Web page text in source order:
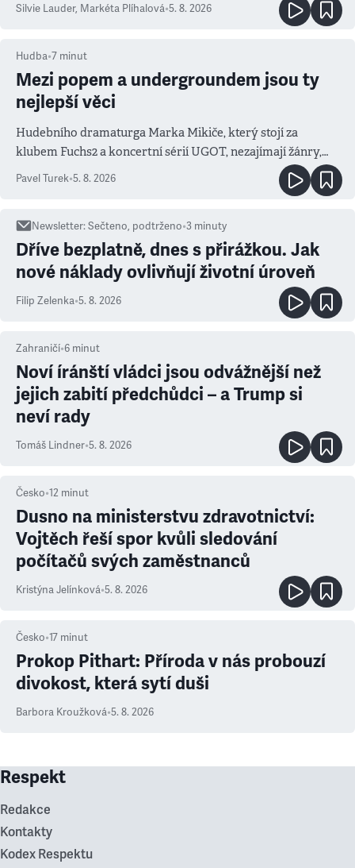
Silvie Lauder, Markéta Plíhalová•5. 8. 2026
Hudba•7 minut
Mezi popem a undergroundem jsou ty
nejlepší věci
Hudebního dramaturga Marka Mikiče, který stojí za
klubem Fuchs2 a koncertní sérií UGOT, nezajímají žánry,
ale atmosféra
Pavel Turek•5. 8. 2026
Newsletter:Sečteno, podtrženo•3 minuty
Dříve bezplatně, dnes s přirážkou. Jak
nové náklady ovlivňují životní úroveň
Filip Zelenka•5. 8. 2026
Zahraničí•6 minut
Noví íránští vládci jsou odvážnější než
jejich zabití předchůdci – a Trump si
neví rady
Tomáš Lindner•5. 8. 2026
Česko•12 minut
Dusno na ministerstvu zdravotnictví:
Vojtěch řeší spor kvůli sledování
počítačů svých zaměstnanců
Kristýna Jelínková•5. 8. 2026
Česko•17 minut
Prokop Pithart: Příroda v nás probouzí
divokost, která sytí duši
Barbora Kroužková•5. 8. 2026
Respekt
Redakce
Kontakty
Kodex Respektu